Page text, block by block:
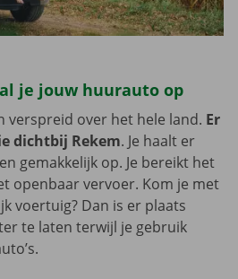
je jouw huurauto op
verspreid over het hele land. Er
dichtbij Rekem. Je haalt er
gemakkelijk op. Je bereikt het
openbaar vervoer. Kom je met
voertuig? Dan is er plaats
te laten terwijl je gebruik